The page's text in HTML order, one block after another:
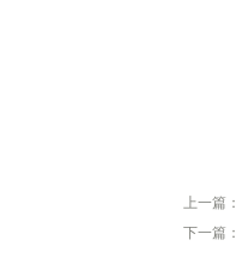
上一篇：
下一篇：